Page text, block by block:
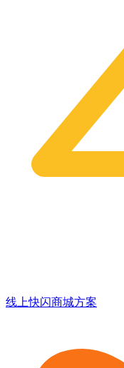
线上快闪商城方案